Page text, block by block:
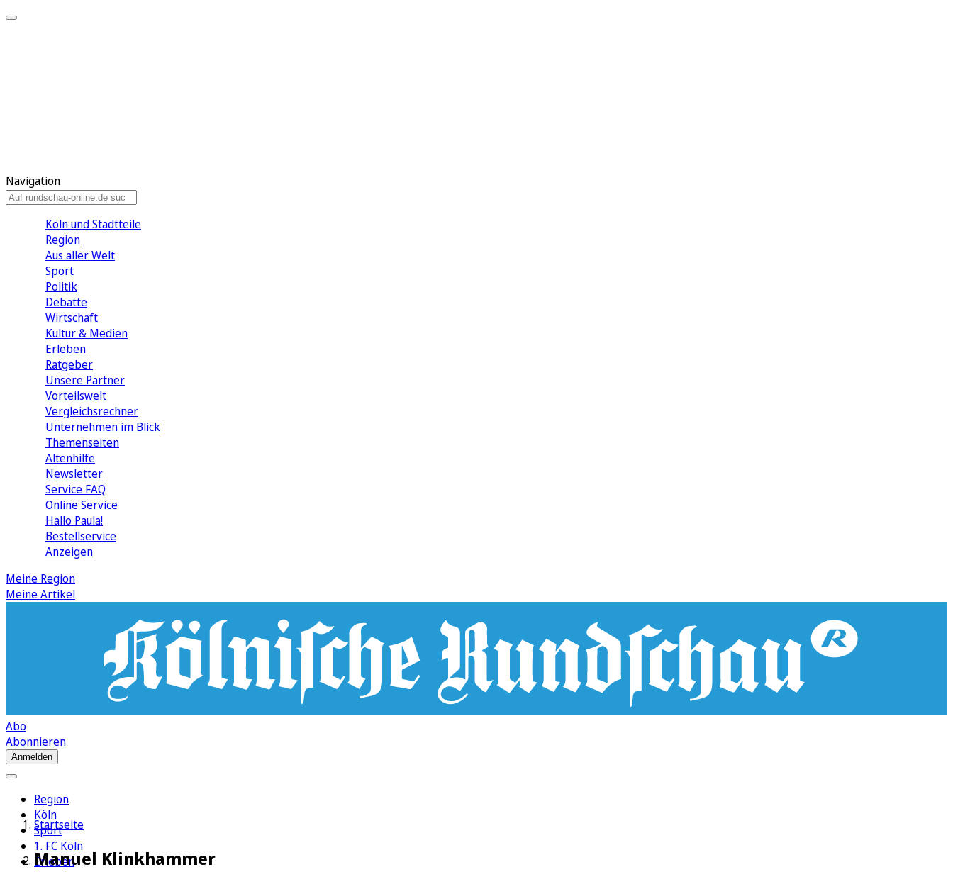
Navigation
Köln und Stadtteile
Region
Aus aller Welt
Sport
Politik
Debatte
Wirtschaft
Kultur & Medien
Erleben
Ratgeber
Unsere Partner
Vorteilswelt
Vergleichsrechner
Unternehmen im Blick
Themenseiten
Altenhilfe
Newsletter
Service FAQ
Online Service
Hallo Paula!
Bestellservice
Anzeigen
Meine Region
Meine Artikel
Abo
Abonnieren
Anmelden
Region
Köln
Sport
1. FC Köln
Erleben
Startseite
Manuel Klinkhammer